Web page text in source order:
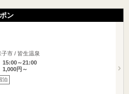
ン
子市 / 皆生温泉
～21:00
円～
泊